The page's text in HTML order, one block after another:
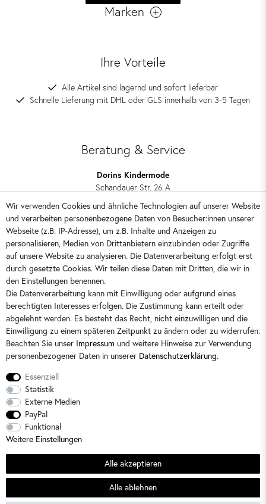
Marken
Ihre Vorteile
Alle Artikel sind lagernd und sofort lieferbar
Schnelle Lieferung mit DHL oder GLS innerhalb von 3-5 Tagen
Beratung & Service
Dorins Kindermode
Schandauer Str. 26 A
01309 Dresden
0351 28708090
kontakt@dorins-kindermode.de
Sie erreichen uns: Montag - Freitag 9 - 16 Uhr
Alle Preise sind inkl. der gesetzlichen Mehrwertsteuer und zzgl.
© 2026 Dorins Kindermode / Alle Rechte vorbehalten. /
Sommerschlussverkauf
Wir verwenden Cookies und ähnliche Technologien auf unserer Website
und verarbeiten personenbezogene Daten von Besucher:innen unserer
Webseite (z.B. IP-Adresse), um z.B. Inhalte und Anzeigen zu
personalisieren, Medien von Drittanbietern einzubinden oder Zugriffe
auf unsere Website zu analysieren. Die Datenverarbeitung erfolgt erst
durch gesetzte Cookies. Wir teilen diese Daten mit Dritten, die wir in
den Einstellungen benennen.
Die Datenverarbeitung kann mit Einwilligung oder aufgrund eines
berechtigten Interesses erfolgen. Die Zustimmung kann erteilt oder
abgelehnt werden. Es besteht das Recht, nicht einzuwilligen und die
Einwilligung zu einem späteren Zeitpunkt zu ändern oder zu widerrufen.
Beachten Sie unser Impressum und weitere Hinweise zur Verwendung
personenbezogener Daten in unserer Daten­schutz­erklärung.
Essenziell
Statistik
Externe Medien
PayPal
Funktional
Weitere Einstellungen
Alle akzeptieren
Alle ablehnen